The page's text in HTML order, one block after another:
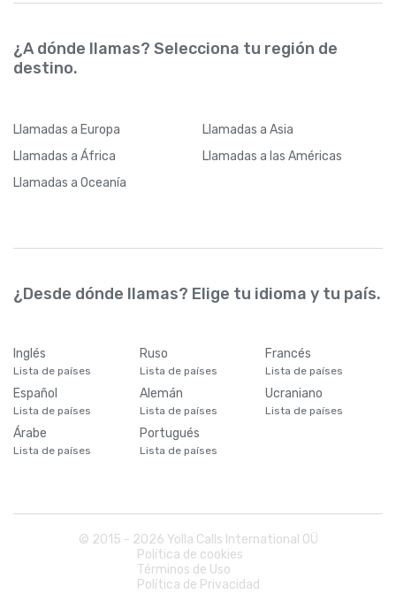
¿A dónde llamas? Selecciona tu región de
destino.
Llamadas a Europa Llamadas a Asia
Llamadas a África Llamadas a las Américas
Llamadas a Oceanía
¿Desde dónde llamas? Elige tu idioma y tu país.
Inglés
Lista de países
Ruso
Lista de países
Francés
Lista de países
Español
Lista de países
Alemán
Lista de países
Ucraniano
Lista de países
Árabe
Lista de países
Portugués
Lista de países
© 2015 - 2026 Yolla Calls International OÜ
Política de cookies
Términos de Uso
Política de Privacidad